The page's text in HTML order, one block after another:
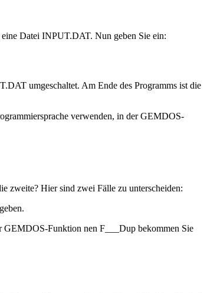
Datei INPUT.DAT. Nun geben Sie ein:
umgeschaltet. Am Ende des Programms ist die
verwenden, in der GEMDOS-
zweite? Hier sind zwei Fälle zu unterscheiden:
GEMDOS-Funktion nen F___Dup bekommen Sie